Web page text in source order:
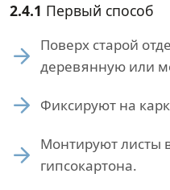
2.4.1 Первый способ
Поверх старой
деревянную или
Фиксируют на
Монтируют листы
гипсокартона.